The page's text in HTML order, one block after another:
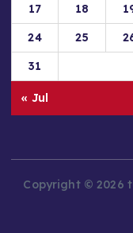
17
18
24
25
31
« Jul
Copyright © 2026